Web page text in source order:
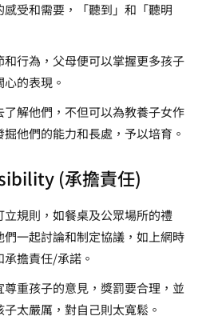
受和需要，「聽到」和「聽明
行為，父母便可以掌握更多孩子
的表現。
解他們，不但可以為教養子女作
他們的能力和長處，予以培育。
(承擔責任)
規則，如餐桌及公眾場所的禮
一起討論和制定協議，如上網時
擔責任/承諾。
重孩子的意見，獎罰要合理，並
太嚴厲，對自己則太寬鬆。